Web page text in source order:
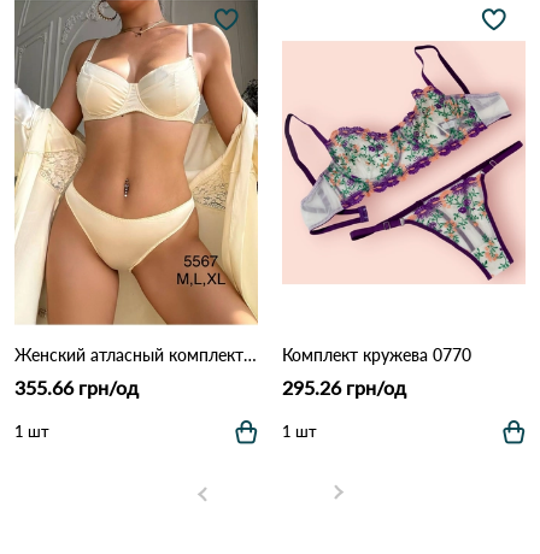
Женский атласный комплект белья: бюстгальтер на косточках и трусики (Опт) 5567 Айвори
355.66 грн/од
1 шт
Комплект кружева 0770
295.26 грн/од
1 шт